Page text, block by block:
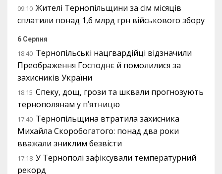
09:10 Жителі Тернопільщини за сім місяців
сплатили понад 1,6 млрд грн військового збору
6 Серпня
18:40 Тернопільські нацгвардійці відзначили
Преображення Господнє й помолилися за
захисників України
18:15 Спеку, дощ, грози та шквали прогнозують
тернополянам у п’ятницю
17:40 Тернопільщина втратила захисника
Михайла Скоробогатого: понад два роки
вважали зниклим безвісти
17:18 У Тернополі зафіксували температурний
рекорд